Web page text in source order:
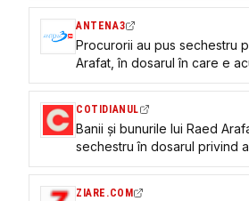
ANTENA3
Procurorii au pus sechestru
Arafat, în dosarul în care e
contrabandă. Șeful DSU
COTIDIANUL
Banii și bunurile lui Raed
sechestru în dosarul privind
elicopterului SMURD
ZIARE.COM